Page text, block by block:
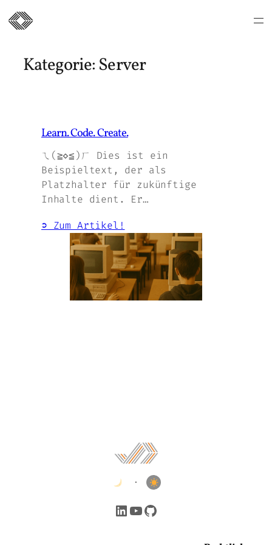
Inhalt
springen
Kategorie: Server
Learn. Code. Create.
ㄟ(≧◇≦)ㄏ Dies ist ein
Beispieltext, der als
Platzhalter für zukünftige
Inhalte dient. Er…
➲ Zum Artikel!
•
LinkedIn YouTube GitHub